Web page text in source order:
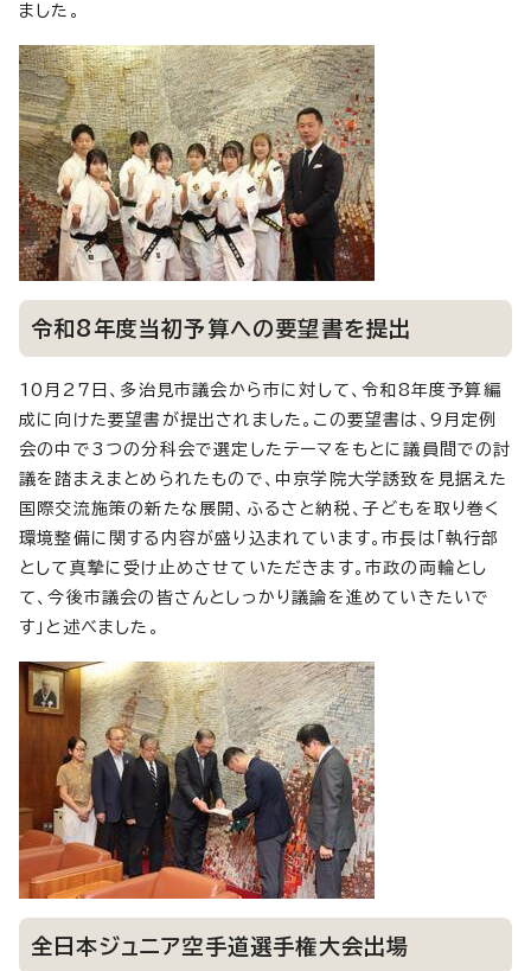
ました。
令和8年度当初予算への要望書を提出
10月27日、多治見市議会から市に対して、令和8年度予算編
成に向けた要望書が提出されました。この要望書は、9月定例
会の中で3つの分科会で選定したテーマをもとに議員間での討
議を踏まえまとめられたもので、中京学院大学誘致を見据えた
国際交流施策の新たな展開、ふるさと納税、子どもを取り巻く
環境整備に関する内容が盛り込まれています。市長は「執行部
として真摯に受け止めさせていただきます。市政の両輪とし
て、今後市議会の皆さんとしっかり議論を進めていきたいで
す」と述べました。
全日本ジュニア空手道選手権大会出場